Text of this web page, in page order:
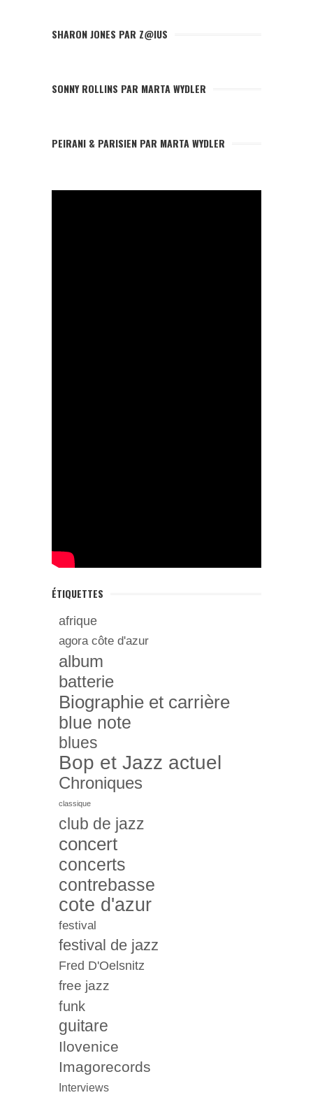
SHARON JONES PAR Z@IUS
SONNY ROLLINS PAR MARTA WYDLER
PEIRANI & PARISIEN PAR MARTA WYDLER
ÉTIQUETTES
afrique
agora côte d'azur
album
batterie
Biographie et carrière
blue note
blues
Bop et Jazz actuel
Chroniques
classique
club de jazz
concert
concerts
contrebasse
cote d'azur
festival
festival de jazz
Fred D'Oelsnitz
free jazz
funk
guitare
Ilovenice
Imagorecords
Interviews